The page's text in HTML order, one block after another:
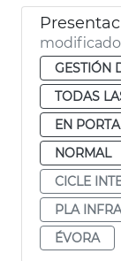
GESTIÓN
TODAS
EN
NORMAL
CICLE
PLA
ÉVORA